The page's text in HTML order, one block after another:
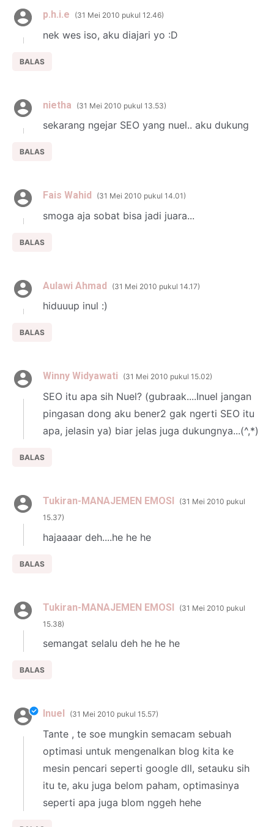
p.h.i.e 31 Mei 2010 pukul 12.46
nek wes iso, aku diajari yo :D
BALAS
nietha 31 Mei 2010 pukul 13.53
sekarang ngejar SEO yang nuel.. aku dukung
BALAS
Fais Wahid 31 Mei 2010 pukul 14.01
smoga aja sobat bisa jadi juara...
BALAS
Aulawi Ahmad 31 Mei 2010 pukul 14.17
hiduuup inul :)
BALAS
Winny Widyawati 31 Mei 2010 pukul 15.02
SEO itu apa sih Nuel? (gubraak....Inuel jangan
pingasan dong aku bener2 gak ngerti SEO itu
apa, jelasin ya) biar jelas juga dukungnya...(^,*)
BALAS
Tukiran-MANAJEMEN EMOSI
31 Mei 2010 pukul
15.37
hajaaaar deh....he he he
BALAS
Tukiran-MANAJEMEN EMOSI
31 Mei 2010 pukul
15.38
semangat selalu deh he he he
BALAS
Inuel 31 Mei 2010 pukul 15.57
Tante , te soe mungkin semacam sebuah
optimasi untuk mengenalkan blog kita ke
mesin pencari seperti google dll, setauku sih
itu te, aku juga belom paham, optimasinya
seperti apa juga blom nggeh hehe